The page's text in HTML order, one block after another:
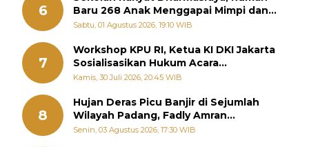
6
Baru 268 Anak Menggapai Mimpi dan
Memutus Rantai Kemiskinan
Sabtu, 01 Agustus 2026, 19:10 WIB
7
Workshop KPU RI, Ketua KI DKI Jakarta
Sosialisasikan Hukum Acara
Penyelesaian Sengketa Informasi Publik
Kamis, 30 Juli 2026, 20:45 WIB
8
Hujan Deras Picu Banjir di Sejumlah
Wilayah Padang, Fadly Amran
Perintahkan OPD Siaga
Senin, 03 Agustus 2026, 17:30 WIB